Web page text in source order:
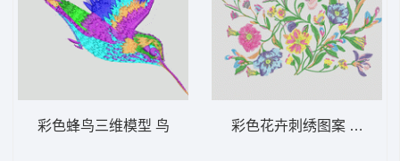
彩色蜂鸟三维模型 鸟 彩色花卉刺绣图案 靓花